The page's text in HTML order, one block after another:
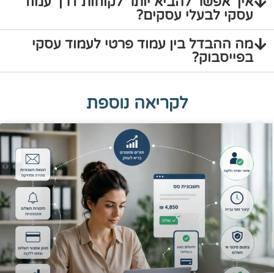
עסקי לבעלי עסקים?
מה ההבדל בין עמוד פרטי לעמוד עסקי
בפייסבוק?
לקריאה נוספת